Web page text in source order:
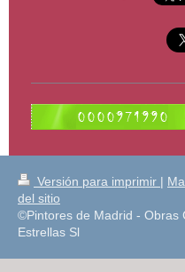
Versión para imprimir |
del sitio
©Pintores de Madrid - Obras
Estrellas Sl